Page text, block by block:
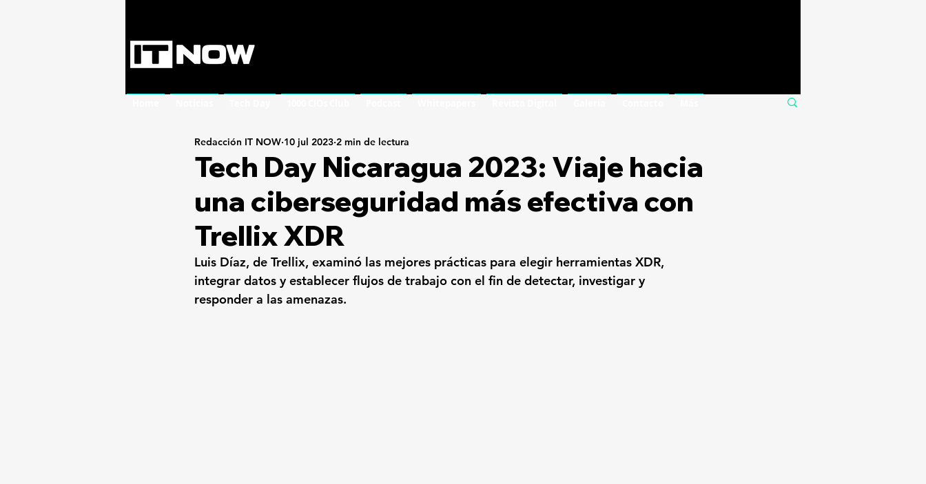
Tech Day Nicaragua 2023: Viaje hacia
una ciberseguridad más efectiva con
Trellix XDR
Redacción IT NOW 10 jul 2023 2 min de lectura
Luis Díaz, de Trellix, examinó las mejores prácticas para elegir herramientas XDR,
integrar datos y establecer flujos de trabajo con el fin de detectar, investigar y
responder a las amenazas.